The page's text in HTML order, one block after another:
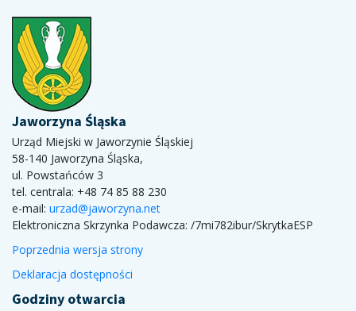
Jaworzyna Śląska
Urząd Miejski w Jaworzynie Śląskiej
58-140 Jaworzyna Śląska,
ul. Powstańców 3
tel. centrala: +48 74 85 88 230
e-mail: urzad@jaworzyna.net
Elektroniczna Skrzynka Podawcza: /7mi782ibur/SkrytkaESP
Poprzednia wersja strony
Deklaracja dostępności
Godziny otwarcia